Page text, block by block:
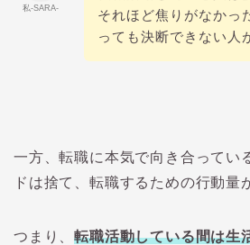
私-SARA-
それほど焦りがなかっ
っても決断できない人
一方、転職に本気で向き合ってい
ドは捨て、転職するための行動量
つまり、転職活動している間は生